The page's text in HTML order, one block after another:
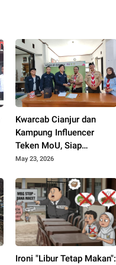
Kwarcab Cianjur dan
Kampung Influencer
Teken MoU, Siap
Lahirkan Ratusan Kreator
May 23, 2026
Ironi "Libur Tetap Makan":